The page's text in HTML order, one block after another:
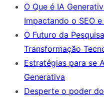
O Que é IA
Impactando o SEO
O Futuro da
Transformação
Estratégias para se
Generativa
Desperte o poder